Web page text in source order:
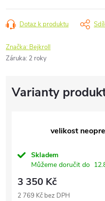
Dotaz k produktu
Značka: Bejkroll
Záruka: 2 roky
velikost
Skladem
Můžeme doručit do
3 350 Kč
2 769 Kč bez DPH